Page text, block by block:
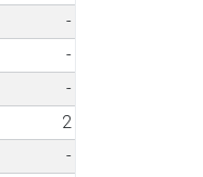
-
-
-
2
-